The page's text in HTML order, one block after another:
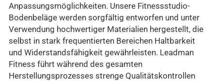
Anpassungsmöglichkeiten. Unsere Fitnessstudio-
Bodenbeläge werden sorgfältig entworfen und unter
Verwendung hochwertiger Materialien hergestellt, die
selbst in stark frequentierten Bereichen Haltbarkeit
und Widerstandsfähigkeit gewährleisten. Leadman
Fitness führt während des gesamten
Herstellungsprozesses strenge Qualitätskontrollen